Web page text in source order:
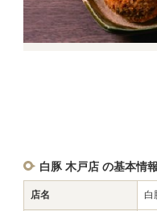
白豚 木戸店 の基本情報
店名 白